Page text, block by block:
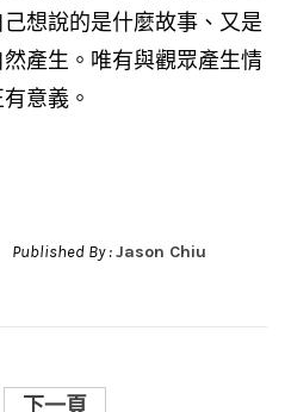
想說的是什麼故事、又是
產生。唯有與觀眾產生情
意義。
Published By :Jason Chiu
下一頁